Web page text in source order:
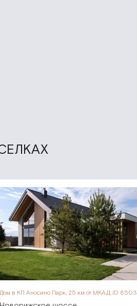
Дом в КП Аносино Парк, 25 км от МКАД, ID 8503